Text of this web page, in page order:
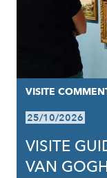
VISITE
25/10/2026
VISITE
VAN